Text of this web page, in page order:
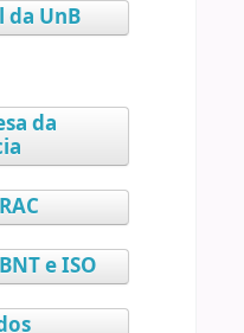
da UnB
da
e ISO